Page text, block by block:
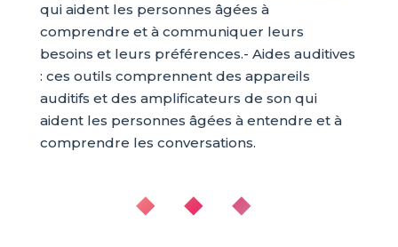
qui aident les personnes âgées à
comprendre et à communiquer leurs
besoins et leurs préférences.- Aides auditives
: ces outils comprennent des appareils
auditifs et des amplificateurs de son qui
aident les personnes âgées à entendre et à
comprendre les conversations.
◆ ◆ ◆